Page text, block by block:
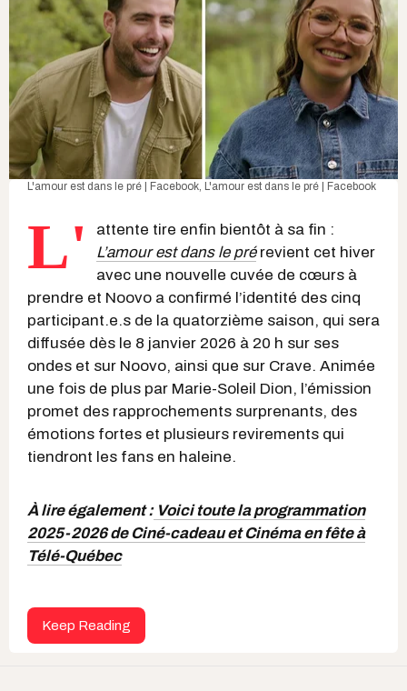
L'amour est dans le pré | Facebook, L'amour est dans le pré | Facebook
L'
attente tire enfin bientôt à sa fin :
L’amour est dans le prérevient cet hiver
avec une nouvelle cuvée de cœurs à
prendre et Noovo a confirmé l’identité des cinq
participant.e.s de la quatorzième saison, qui sera
diffusée dès le 8 janvier 2026 à 20 h sur ses
ondes et sur Noovo, ainsi que sur Crave. Animée
une fois de plus par Marie-Soleil Dion, l’émission
promet des rapprochements surprenants, des
émotions fortes et plusieurs revirements qui
tiendront les fans en haleine.
À lire également :Voici toute la programmation
2025-2026 de Ciné-cadeau et Cinéma en fête à
Télé-Québec
Keep Reading